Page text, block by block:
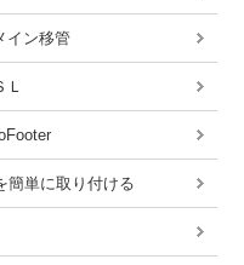
イン移管
簡単に取り付ける